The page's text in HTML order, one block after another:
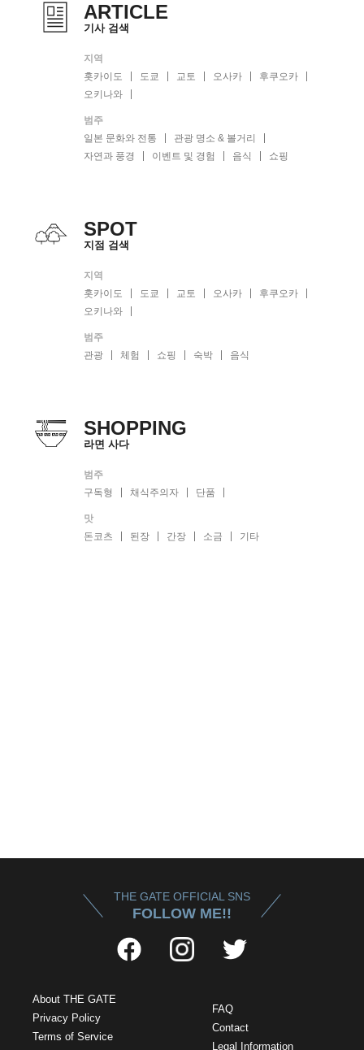
ARTICLE
기사 검색
지역
홋카이도
도쿄 교토 오사카
후쿠오카
오키나와
범주
일본 문화와 전통
관광 명소 & 볼거리
자연과 풍경
이벤트 및 경험 음식 쇼핑
SPOT
지점 검색
지역
홋카이도
도쿄 교토 오사카
후쿠오카
오키나와
범주
관광
체험 쇼핑 숙박 음식
SHOPPING
라면 사다
범주
구독형
채식주의자 단품
맛
돈코츠
된장 간장 소금 기타
THE GATE OFFICIAL SNS
FOLLOW ME!!
About THE GATE
Privacy Policy
Terms of Service
FAQ
Contact
Legal Information